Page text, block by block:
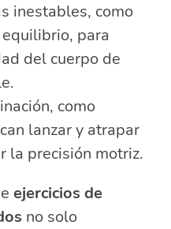
inestables, como
para
del cuerpo de
como
lanzar y atrapar
la precisión motriz.
ejercicios de
no solo